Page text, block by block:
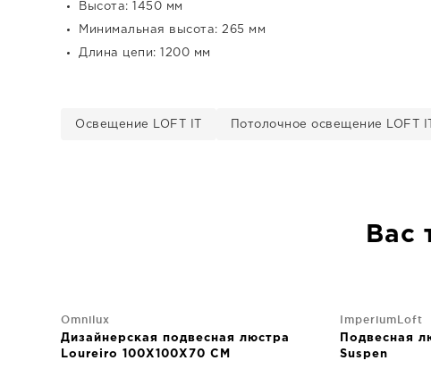
Высота: 1450 мм
Минимальная высота: 265 мм
Длина цепи: 1200 мм
Освещение LOFT IT Потолочное освещение LOFT IT
Вас
Omnilux
Дизайнерская подвесная люстра
Loureiro 100X100X70 CM
ImperiumLoft
Подвесная
Suspen